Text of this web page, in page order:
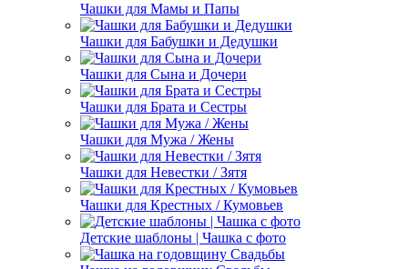
Чашки для Мамы и Папы
Чашки для Бабушки и Дедушки
Чашки для Сына и Дочери
Чашки для Брата и Сестры
Чашки для Мужа / Жены
Чашки для Невестки / Зятя
Чашки для Крестных / Кумовьев
Детские шаблоны | Чашка с фото